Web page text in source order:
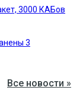
3000 КАБов
3
Все новости »